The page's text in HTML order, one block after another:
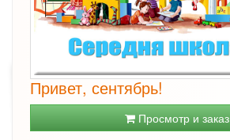
Привет, сентябрь!
Просмотр и заказ